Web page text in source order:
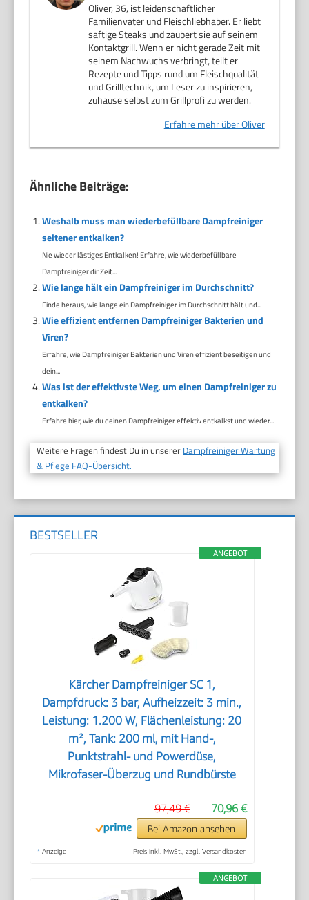
Oliver, 36, ist leidenschaftlicher
Familienvater und Fleischliebhaber. Er liebt
saftige Steaks und zaubert sie auf seinem
Kontaktgrill. Wenn er nicht gerade Zeit mit
seinem Nachwuchs verbringt, teilt er
Rezepte und Tipps rund um Fleischqualität
und Grilltechnik, um Leser zu inspirieren,
zuhause selbst zum Grillprofi zu werden.
Erfahre mehr über Oliver
Ähnliche Beiträge:
Weshalb muss man wiederbefüllbare Dampfreiniger
seltener entkalken?
Nie wieder lästiges Entkalken! Erfahre, wie wiederbefüllbare
Dampfreiniger dir Zeit...
Wie lange hält ein Dampfreiniger im Durchschnitt?
Finde heraus, wie lange ein Dampfreiniger im Durchschnitt hält und...
Wie effizient entfernen Dampfreiniger Bakterien und
Viren?
Erfahre, wie Dampfreiniger Bakterien und Viren effizient beseitigen und
dein...
Was ist der effektivste Weg, um einen Dampfreiniger zu
entkalken?
Erfahre hier, wie du deinen Dampfreiniger effektiv entkalkst und wieder...
Weitere Fragen findest Du in unserer Dampfreiniger Wartung
& Pflege FAQ-Übersicht.
BESTSELLER
ANGEBOT
Kärcher Dampfreiniger SC 1,
Dampfdruck: 3 bar, Aufheizzeit: 3 min.,
Leistung: 1.200 W, Flächenleistung: 20
m², Tank: 200 ml, mit Hand-,
Punktstrahl- und Powerdüse,
Mikrofaser-Überzug und Rundbürste
70,96 €
97,49 €
Bei Amazon ansehen
* Anzeige Preis inkl. MwSt., zzgl. Versandkosten
ANGEBOT